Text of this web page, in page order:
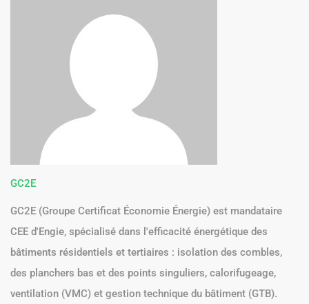
GC2E
GC2E (Groupe Certificat Économie Énergie) est mandataire
CEE d'Engie, spécialisé dans l'efficacité énergétique des
bâtiments résidentiels et tertiaires : isolation des combles,
des planchers bas et des points singuliers, calorifugeage,
ventilation (VMC) et gestion technique du bâtiment (GTB).